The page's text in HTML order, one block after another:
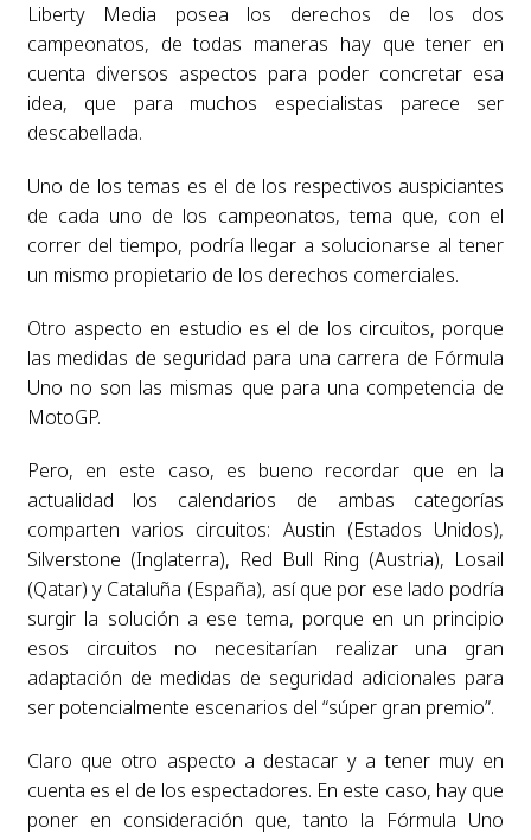
Liberty Media posea los derechos de los dos
campeonatos, de todas maneras hay que tener en
cuenta diversos aspectos para poder concretar esa
idea, que para muchos especialistas parece ser
descabellada.
Uno de los temas es el de los respectivos auspiciantes
de cada uno de los campeonatos, tema que, con el
correr del tiempo, podría llegar a solucionarse al tener
un mismo propietario de los derechos comerciales.
Otro aspecto en estudio es el de los circuitos, porque
las medidas de seguridad para una carrera de Fórmula
Uno no son las mismas que para una competencia de
MotoGP.
Pero, en este caso, es bueno recordar que en la
actualidad los calendarios de ambas categorías
comparten varios circuitos: Austin (Estados Unidos),
Silverstone (Inglaterra), Red Bull Ring (Austria), Losail
(Qatar) y Cataluña (España), así que por ese lado podría
surgir la solución a ese tema, porque en un principio
esos circuitos no necesitarían realizar una gran
adaptación de medidas de seguridad adicionales para
ser potencialmente escenarios del “súper gran premio”.
Claro que otro aspecto a destacar y a tener muy en
cuenta es el de los espectadores. En este caso, hay que
poner en consideración que, tanto la Fórmula Uno